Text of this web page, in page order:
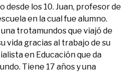
desde los 10. Juan, profesor de
en la cual fue alumno.
trotamundos que viajó de
vida gracias al trabajo de su
en Educación que da
Tiene 17 años y una